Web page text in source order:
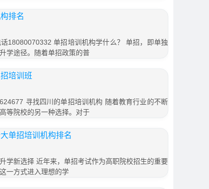
排名
18080070332 单招培训机构学什么？ 单招，即单独
学途径。随着单招政策的普
培训班
寻找四川的单招培训机构 随着教育行业的不断
等院校的另一种选择。对于
单招培训机构排名
学新选择 近年来，单招考试作为高职院校招生的重要
一方式进入理想的学